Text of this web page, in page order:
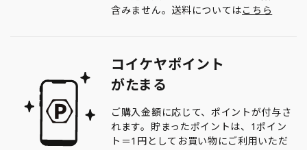
含みません。送料についてはこちら
コイケヤポイント
がたまる
ご購入金額に応じて、ポイントが付与さ
れます。貯まったポイントは、1ポイン
ト＝1円としてお買い物にご利用いただ